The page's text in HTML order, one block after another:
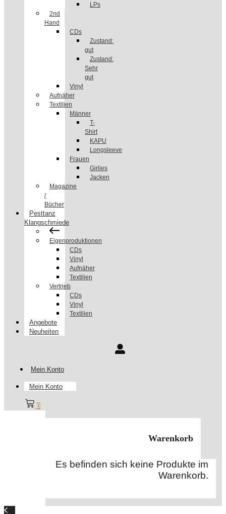
LPs
2nd
Hand
CDs
Zustand:
gut
Zustand:
Sehr
gut
Vinyl
Aufnäher
Textilien
Männer
T-
Shirt
KAPU
Longsleeve
Frauen
Girlies
Jacken
Magazine
/
Bücher
Pesttanz
Klangschmiede
Eigenproduktionen
CDs
Vinyl
Aufnäher
Textilien
Vertrieb
CDs
Vinyl
Textilien
Angebote
Neuheiten
Mein Konto
Mein Konto
0
Warenkorb
Es befinden sich keine Produkte im
Warenkorb.